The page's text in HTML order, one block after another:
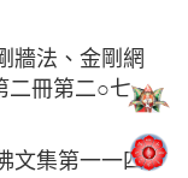
牆法、金剛網
二冊第二○七∼
文集第一一四